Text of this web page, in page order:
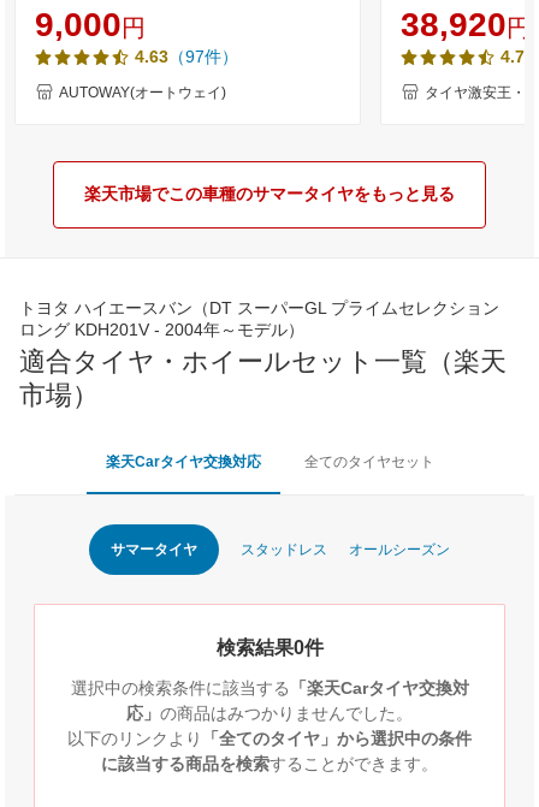
(195/80/15 195-80-15 195/80-15) サマ
ータイヤ 夏タイヤ 単品 2本 4本 15イン
チ 8PR
9,000円
4.63 （97件）
AUTOWAY(オートウェイ)
PorTran KC53 ク
80-15 195/80-15
／15 1958015
エース キャラバ
38,920円
4.75
タイヤ激安王・2
楽天市場でこの車種のサマータイヤをもっと見る
トヨタ ハイエースバン（DT スーパーGL プライムセレクション
ロング KDH201V - 2004年～モデル）
適合タイヤ・ホイールセット一覧（楽天
市場）
楽天Carタイヤ交換対応 全てのタイヤセット
サマータイヤ スタッドレス オールシーズン
検索結果0件
選択中の検索条件に該当する 「楽天Carタイヤ交換対
応」 の商品はみつかりませんでした。
以下のリンクより
「全てのタイヤ」から選択中の条件
に該当する商品を検索することができます。